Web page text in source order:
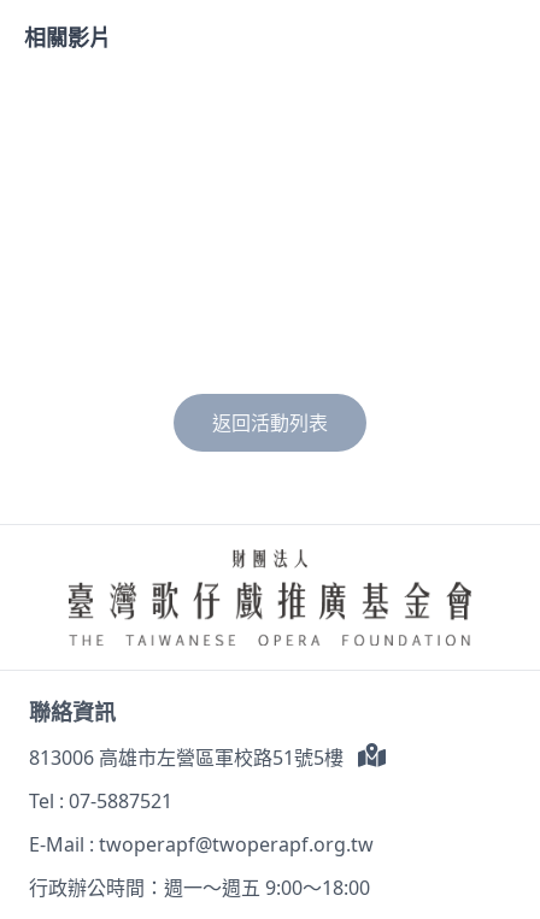
相關影片
返回活動列表
聯絡資訊
813006 高雄市左營區軍校路51號5樓
Tel : 07-5887521
E-Mail : twoperapf@twoperapf.org.tw
行政辦公時間：週一～週五 9:00～18:00